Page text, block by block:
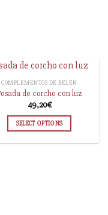
COMPLEMENTOS DE BELÉN
de corcho con luz
49,20€
SELECT OPTIONS